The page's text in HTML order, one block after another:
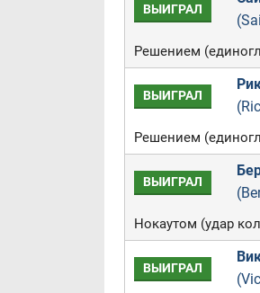
ВЫИГРАЛ
Решением
ВЫИГРАЛ
Решением
ВЫИГРАЛ
Нокаутом (удар
ВЫИГРАЛ